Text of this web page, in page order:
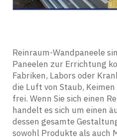
Reinraum-Wandpaneele
Paneelen zur Errichtung
Fabriken, Labors oder
die Luft von Staub,
frei. Wenn Sie sich einen
handelt es sich um einen
dessen gesamte
sowohl Produkte als auch